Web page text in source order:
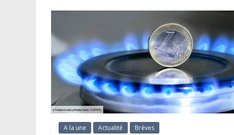
A la une Actualité Brèves